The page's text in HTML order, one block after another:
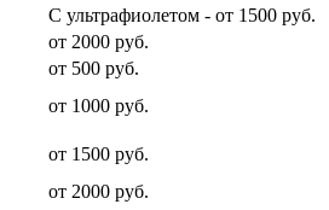
С ультрафиолетом - от 1500 руб.
от 2000 руб.
от 500 руб.
от 1000 руб.
от 1500 руб.
от 2000 руб.